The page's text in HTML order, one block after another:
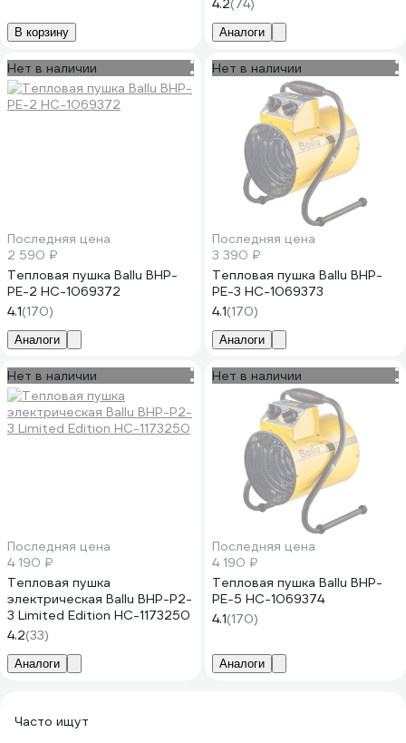
В корзину
4.2(74)
Аналоги
Нет в наличии
Последняя цена
2 590 ₽
Тепловая пушка Ballu BHP-
PE-2 НС-1069372
4.1(170)
Аналоги
Нет в наличии
Последняя цена
3 390 ₽
Тепловая пушка Ballu BHP-
PE-3 НС-1069373
4.1(170)
Аналоги
Нет в наличии
Последняя цена
4 190 ₽
Тепловая пушка
электрическая Ballu BHP-P2-
3 Limited Edition НС-1173250
4.2(33)
Аналоги
Нет в наличии
Последняя цена
4 190 ₽
Тепловая пушка Ballu BHP-
PE-5 НС-1069374
4.1(170)
Аналоги
Часто ищут